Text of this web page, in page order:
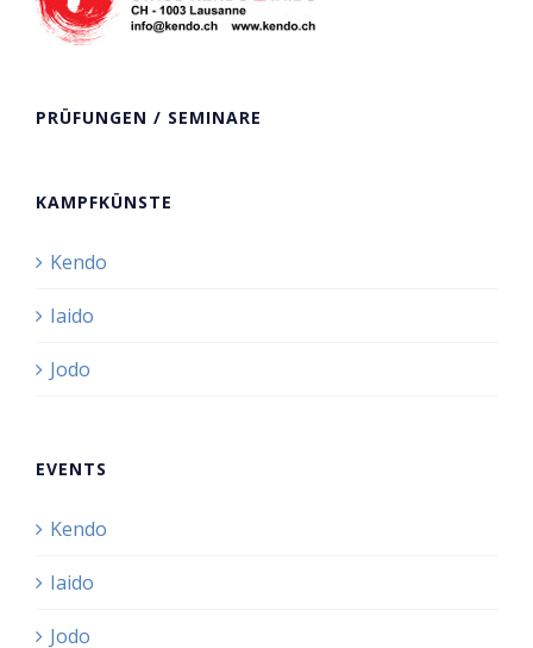
PRÜFUNGEN / SEMINARE
KAMPFKÜNSTE
Kendo
Iaido
Jodo
EVENTS
Kendo
Iaido
Jodo